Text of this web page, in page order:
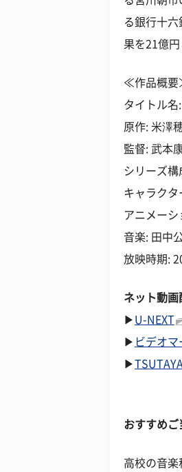
る銀行十
果を21億
≪作品概
タイトル名
原作: 米澤
監督: 武本
シリーズ構
キャラクタ
アニメー
音楽: 田中
放映時期:
ネット動画
▶ U-NEXT
▶ ビデオマ
▶
おすすめご
高校の音楽